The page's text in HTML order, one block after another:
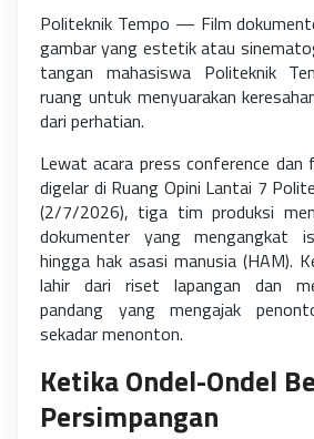
Politeknik Tempo — Film
gambar yang estetik atau
tangan mahasiswa Politeknik
ruang untuk menyuarakan
dari perhatian.
Lewat acara press conference dan
digelar di Ruang Opini Lantai 7
(2/7/2026), tiga tim produksi
dokumenter yang mengangkat
hingga hak asasi manusia (HAM).
lahir dari riset lapangan dan
pandang yang mengajak
sekadar menonton.
Ketika Ondel-Ondel
Persimpangan